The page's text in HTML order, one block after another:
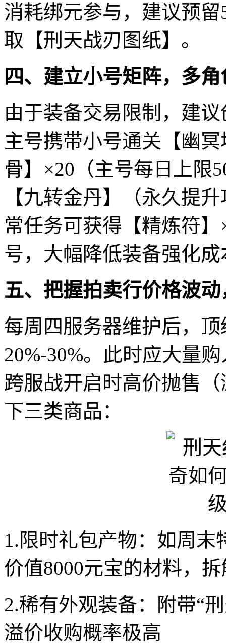
消耗绑元参与，建议预
取【刑天战刃图纸】。
四、建立小号矩阵，多
由于装备交易限制，建
主号携带小号通关【幽
骨】×20（主号每日上限
【九转金丹】（永久提
常任务可获得【精炼符
号，大幅降低装备强化成
五、把握拍卖行价格波
每周四服务器维护后，
20%-30%。此时应大量
跨服战开启时高价抛售
下三类商品：
1.限时礼包产物：如周
价值8000元宝的材料，
2.稀有外观装备：附带“
溢价收购概率极高